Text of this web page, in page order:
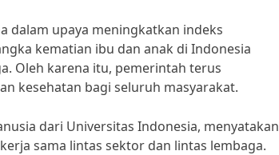
dalam upaya meningkatkan indeks
kematian ibu dan anak di Indonesia
Oleh karena itu, pemerintah terus
kesehatan bagi seluruh masyarakat.
dari Universitas Indonesia, menyatakan
sama lintas sektor dan lintas lembaga.